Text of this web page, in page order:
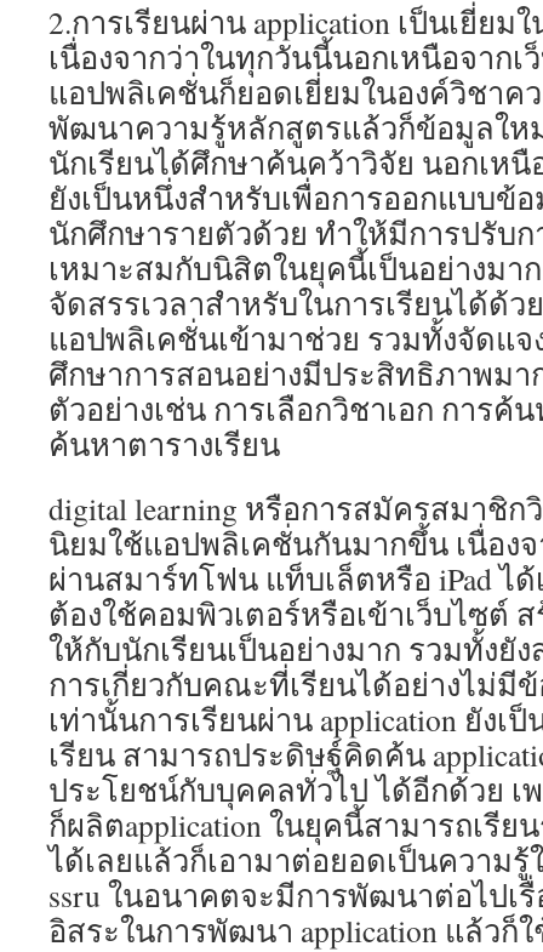
2.การเรียนผ่าน application เป็นเยี่ยม
เนื่องจากว่าในทุกวันนี้นอกเหนือจากเ
แอปพลิเคชั่นก็ยอดเยี่ยมในองค์วิชาค
พัฒนาความรู้หลักสูตรแล้วก็ข้อมูลให
นักเรียนได้ศึกษาค้นคว้าวิจัย นอกเหนื
ยังเป็นหนึ่งสำหรับเพื่อการออกแบบข้
นักศึกษารายตัวด้วย ทำให้มีการปรับก
เหมาะสมกับนิสิตในยุคนี้เป็นอย่างมา
จัดสรรเวลาสำหรับในการเรียนได้ด้ว
แอปพลิเคชั่นเข้ามาช่วย รวมทั้งจัดแ
ศึกษาการสอนอย่างมีประสิทธิภาพมา
ตัวอย่างเช่น การเลือกวิชาเอก การค้
ค้นหาตารางเรียน
digital learning หรือการสมัครสมาชิ
นิยมใช้แอปพลิเคชั่นกันมากขึ้น เนื่อง
ผ่านสมาร์ทโฟน แท็บเล็ตหรือ iPad ไ
ต้องใช้คอมพิวเตอร์หรือเข้าเว็บไซต์
ให้กับนักเรียนเป็นอย่างมาก รวมทั้งยั
การเกี่ยวกับคณะที่เรียนได้อย่างไม่มี
เท่านั้นการเรียนผ่าน application ยังเ
เรียน สามารถประดิษฐ์คิดค้น
ประโยชน์กับบุคคลทั่วไป ได้อีกด้วย เ
ก็ผลิตapplication ในยุคนี้สามารถเรีย
ได้เลยแล้วก็เอามาต่อยอดเป็นความ
ssru ในอนาคตจะมีการพัฒนาต่อไปเ
อิสระในการพัฒนา application แล้วก็